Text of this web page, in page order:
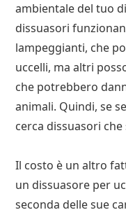
ambientale del tuo
dissuasori
lampeggianti, che
uccelli, ma altri
che potrebbero
animali. Quindi, se
cerca dissuasori
Il costo è un altro
un dissuasore per
seconda delle sue